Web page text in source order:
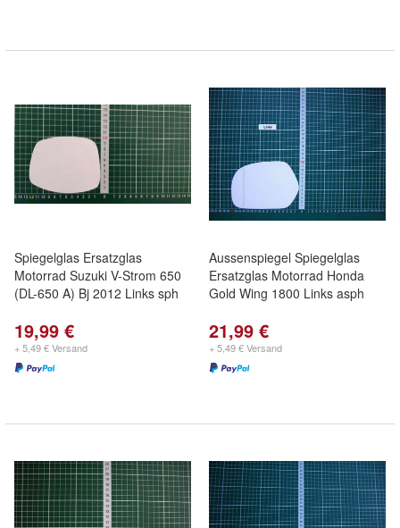
Spiegelglas Ersatzglas
Motorrad Suzuki V-Strom 650
(DL-650 A) Bj 2012 Links sph
19,99 €
+ 5,49 € Versand
Aussenspiegel Spiegelglas
Ersatzglas Motorrad Honda
Gold Wing 1800 Links asph
21,99 €
+ 5,49 € Versand